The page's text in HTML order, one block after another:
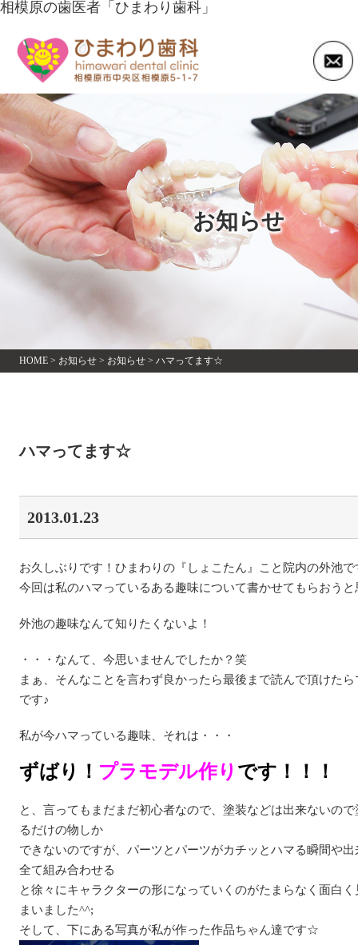
相模原の歯医者「ひまわり歯科」
お知らせ
HOME> お知らせ> お知らせ> ハマってます☆
ハマってます☆
2013.01.23
お久しぶりです！ひまわりの『しょこたん』こと院内の外池で
今回は私のハマっているある趣味について書かせてもらおうと
外池の趣味なんて知りたくないよ！
・・・なんて、今思いませんでしたか？笑
まぁ、そんなことを言わず良かったら最後まで読んで頂けた
です♪
私が今ハマっている趣味、それは・・・
ずばり！ プラモデル作り です！！！
と、言ってもまだまだ初心者なので、塗装などは出来ないの
るだけの物しか
できないのですが、パーツとパーツがカチッとハマる瞬間や
全て組み合わせる
と徐々にキャラクターの形になっていくのがたまらなく面白
まいました^^;
そして、下にある写真が私が作った作品ちゃん達です☆